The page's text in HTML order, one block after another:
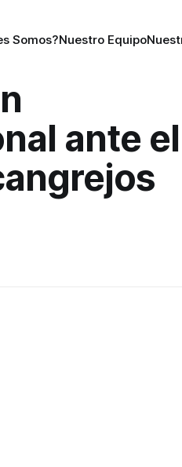
Somos?Nuestro Equipo
ante el